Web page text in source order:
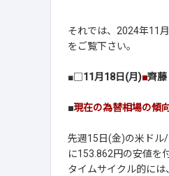
それでは、2024年11
をご覧下さい。
■□11月18日(月)■齊藤
■現在の為替相場の傾
先週15日(金)の米ドル
に153.862円の安値を
タイムサイクル的に